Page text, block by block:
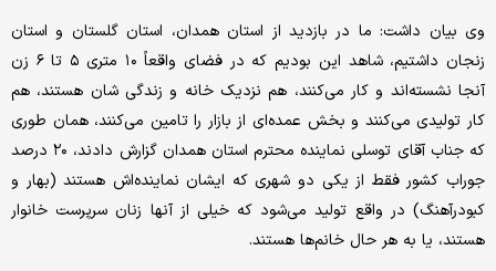
وی بیان داشت: ما در بازدید از استان همدان، استان گلستان و استان
زنجان داشتیم، شاهد این بودیم که در فضای واقعاً ۱۰ متری ۵ تا ۶ زن
آنجا نشسته‌اند و کار می‌کنند، هم نزدیک خانه و زندگی شان هستند، هم
کار تولیدی می‌کنند و بخش عمده‌ای از بازار را تامین می‌کنند، همان طوری
که جناب آقای توسلی نماینده محترم استان همدان گزارش دادند، ۲۰ درصد
جوراب کشور فقط از یکی دو شهری که ایشان نماینده‌اش هستند (بهار و
کبودرآهنگ) در واقع تولید می‌شود که خیلی‌ از آنها زنان سرپرست خانوار
هستند، یا به هر حال خانم‌ها هستند.